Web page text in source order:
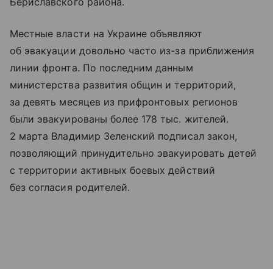
Местные власти на Украине объявляют
об эвакуации довольно часто из-за приближения
линии фронта. По последним данным
министерства развития общин и территорий,
за девять месяцев из прифронтовых регионов
были эвакуированы более 178 тыс. жителей.
2 марта Владимир Зеленский подписал закон,
позволяющий принудительно эвакуировать детей
с территории активных боевых действий
без согласия родителей.